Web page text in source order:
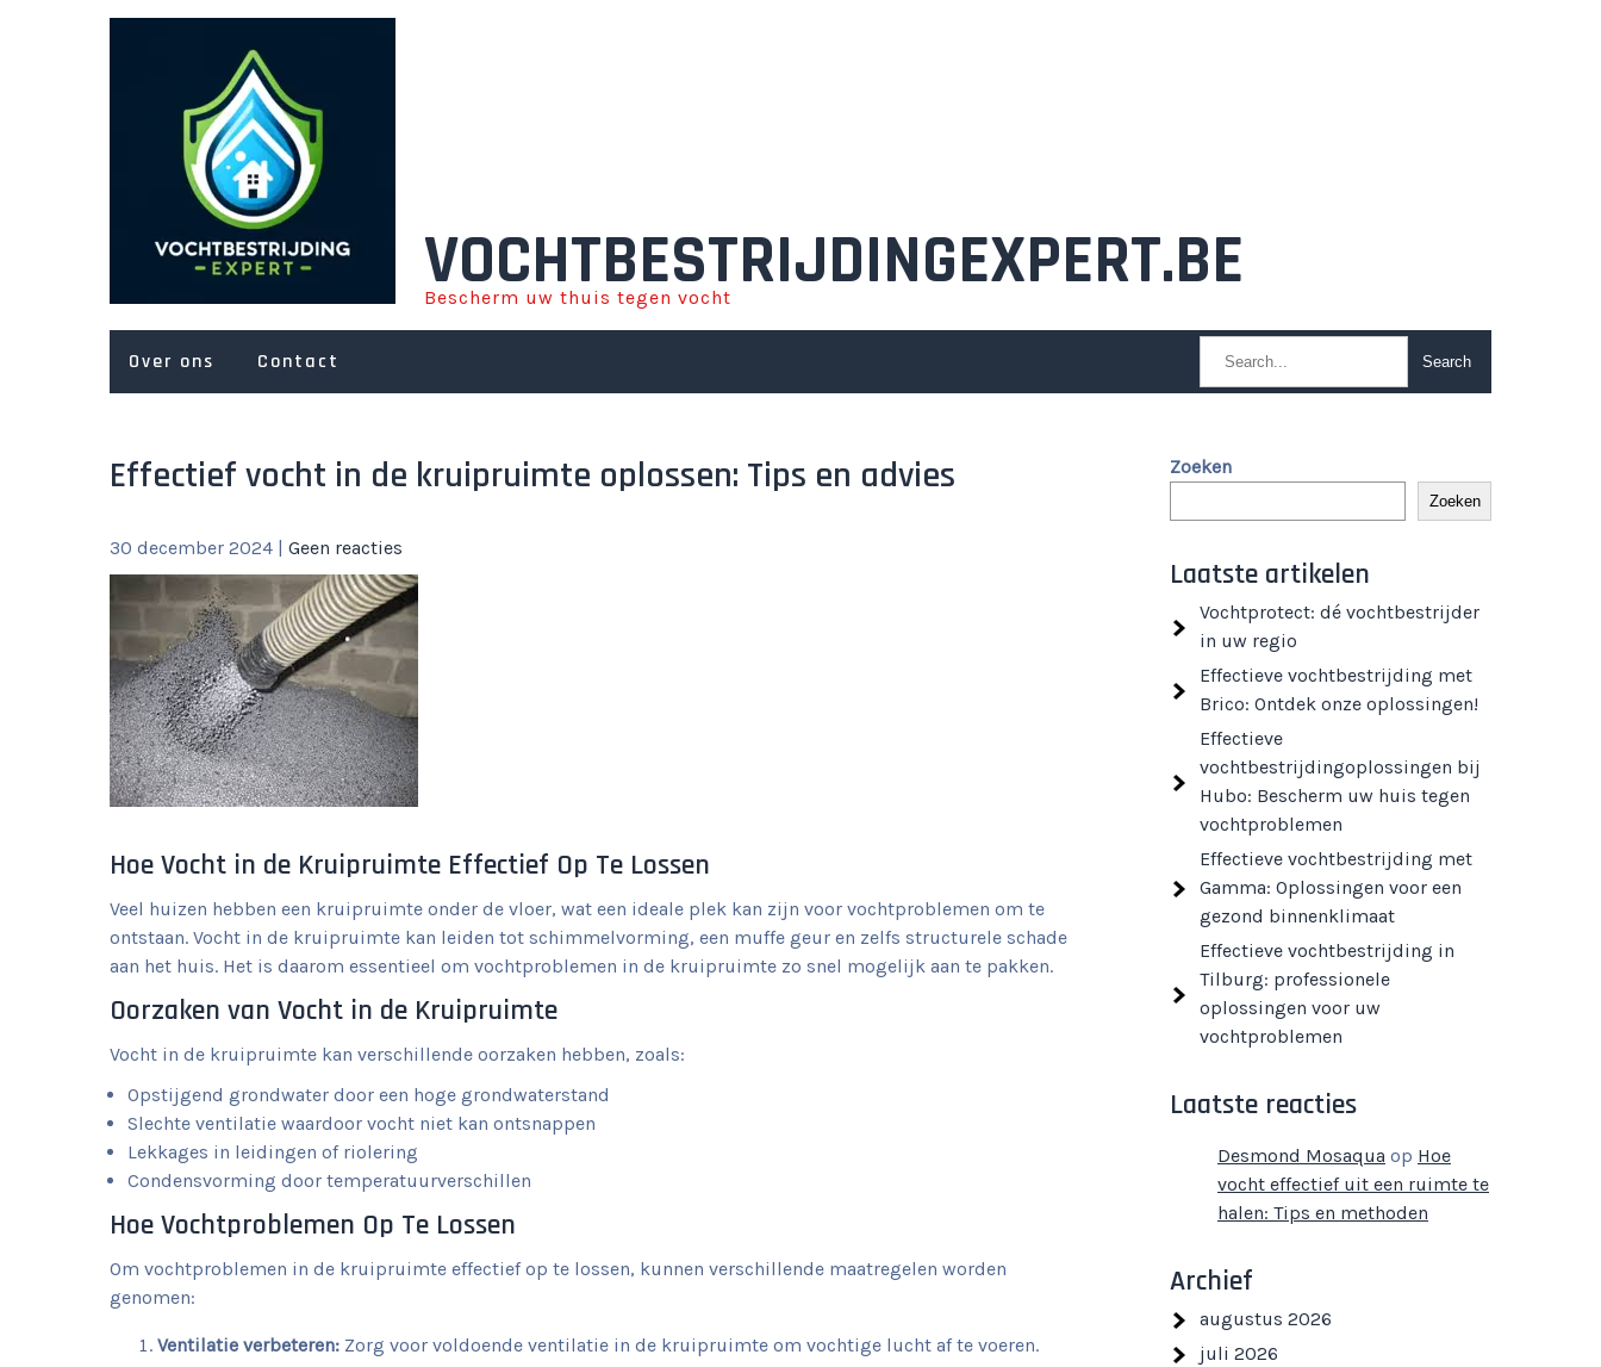
VOCHTBESTRIJDINGEXPERT.BE
Bescherm uw thuis tegen vocht
Over ons Contact
Effectief vocht in de kruipruimte oplossen: Tips en advies
30 december 2024 | Geen reacties
Hoe Vocht in de Kruipruimte Effectief Op Te Lossen
Veel huizen hebben een kruipruimte onder de vloer, wat een ideale plek kan zijn voor vochtproblemen om te
ontstaan. Vocht in de kruipruimte kan leiden tot schimmelvorming, een muffe geur en zelfs structurele schade
aan het huis. Het is daarom essentieel om vochtproblemen in de kruipruimte zo snel mogelijk aan te pakken.
Oorzaken van Vocht in de Kruipruimte
Vocht in de kruipruimte kan verschillende oorzaken hebben, zoals:
Opstijgend grondwater door een hoge grondwaterstand
Slechte ventilatie waardoor vocht niet kan ontsnappen
Lekkages in leidingen of riolering
Condensvorming door temperatuurverschillen
Hoe Vochtproblemen Op Te Lossen
Om vochtproblemen in de kruipruimte effectief op te lossen, kunnen verschillende maatregelen worden
genomen:
Ventilatie verbeteren: Zorg voor voldoende ventilatie in de kruipruimte om vochtige lucht af te voeren.
Zoeken
Zoeken
Laatste artikelen
Vochtprotect: dé vochtbestrijder
in uw regio
Effectieve vochtbestrijding met
Brico: Ontdek onze oplossingen!
Effectieve
vochtbestrijdingoplossingen bij
Hubo: Bescherm uw huis tegen
vochtproblemen
Effectieve vochtbestrijding met
Gamma: Oplossingen voor een
gezond binnenklimaat
Effectieve vochtbestrijding in
Tilburg: professionele
oplossingen voor uw
vochtproblemen
Laatste reacties
Desmond Mosaqua op Hoe
vocht effectief uit een ruimte te
halen: Tips en methoden
Archief
augustus 2026
juli 2026